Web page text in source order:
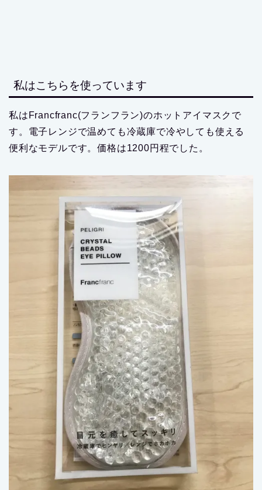
私はこちらを使っています
私はFrancfranc(フランフラン)のホットアイマスクで
す。電子レンジで温めても冷蔵庫で冷やしても使える
便利なモデルです。価格は1200円程でした。